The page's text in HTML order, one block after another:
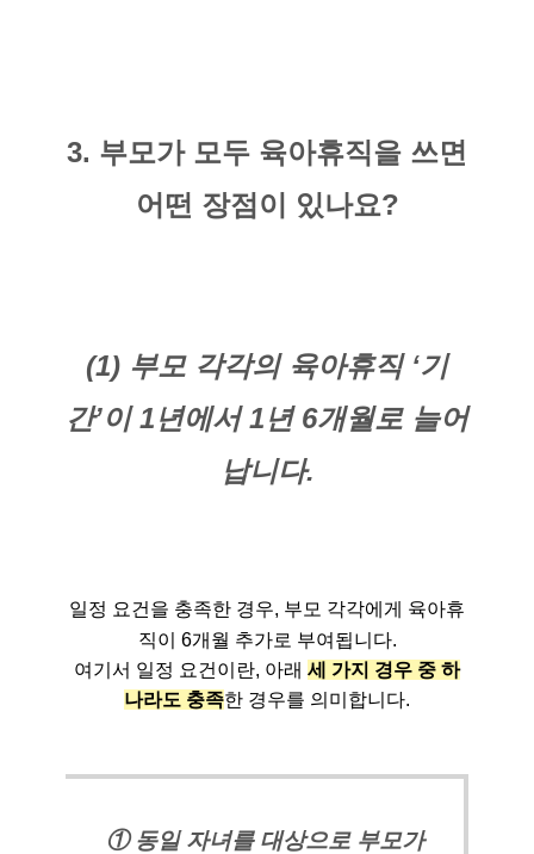
3. 부모가 모두 육아휴직을 쓰면
어떤 장점이 있나요?
(1) 부모 각각의 육아휴직 ‘기
간’이 1년에서 1년 6개월로 늘어
납니다.
일정 요건을 충족한 경우, 부모 각각에게 육아휴
직이 6개월 추가로 부여됩니다.
여기서 일정 요건이란, 아래 세 가지 경우 중 하
나라도 충족한 경우를 의미합니다.
① 동일 자녀를 대상으로 부모가